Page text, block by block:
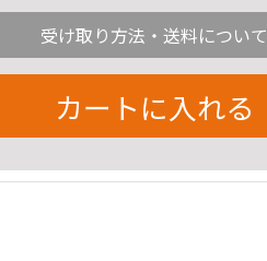
受け取り方法・送料について
カートに入れる